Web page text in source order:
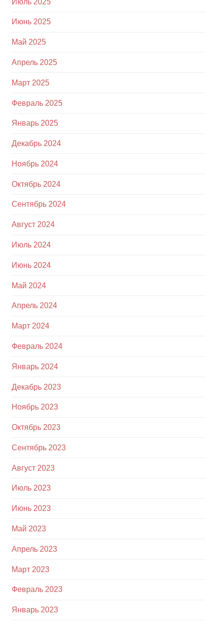
Июнь 2025
Май 2025
Апрель 2025
Март 2025
Февраль 2025
Январь 2025
Декабрь 2024
Ноябрь 2024
Октябрь 2024
Сентябрь 2024
Август 2024
Июль 2024
Июнь 2024
Май 2024
Апрель 2024
Март 2024
Февраль 2024
Январь 2024
Декабрь 2023
Ноябрь 2023
Октябрь 2023
Сентябрь 2023
Август 2023
Июль 2023
Июнь 2023
Май 2023
Апрель 2023
Март 2023
Февраль 2023
Январь 2023